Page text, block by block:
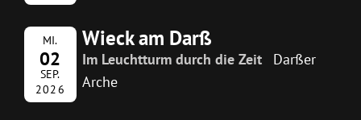
MI.
02
SEP.
2026
Wieck am Darß
Im Leuchtturm durch die Zeit
Darßer
Arche